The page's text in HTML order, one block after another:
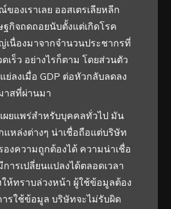
องเราเลย ออสเตรเลียหลีก
ฐกิจถดถอยนับตั้งแต่เกิดโรค
เนื่องมาจากจำนวนประชากรที่
เร็ว อย่างไรก็ตาม โดยส่วนตัว
ย่ลงเมื่อ GDP ต่อหัวกลับลดลง
าสที่ผ่านมา
ผยแพร่สำหรับบุคคลทั่วไป มัน
แหล่งต่างๆ น่าเชื่อถือแต่บริษัท
องความถูกต้องได้ ความน่าเชื่อ
ารเปลี่ยนแปลงได้ตลอดเวลา
ให้ทราบล่วงหน้า ผู้ใช้ข้อมูลต้อง
ารใช้ข้อมูล บริษัทจะไม่รับผิด